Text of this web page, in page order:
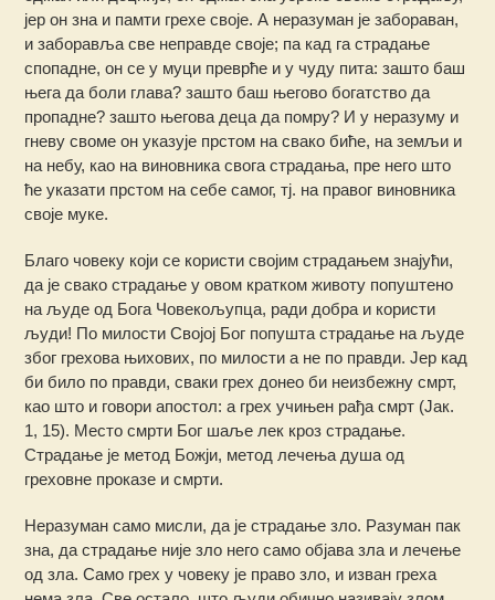
јер он зна и памти грехе своје. А неразуман је забораван,
и заборавља све неправде своје; па кад га страдање
спопадне, он се у муци преврће и у чуду пита: зашто баш
њега да боли глава? зашто баш његово богатство да
пропадне? зашто његова деца да помру? И у неразуму и
гневу своме он указује прстом на свако биће, на земљи и
на небу, као на виновника свога страдања, пре него што
ће указати прстом на себе самог, тј. на правог виновника
своје муке.
Благо човеку који се користи својим страдањем знајући,
да је свако страдање у овом кратком животу попуштено
на људе од Бога Човекољупца, ради добра и користи
људи! По милости Својој Бог попушта страдање на људе
због грехова њихових, по милости а не по правди. Јер кад
би било по правди, сваки грех донео би неизбежну смрт,
као што и говори апостол: а грех учињен рађа смрт (Јак.
1, 15). Место смрти Бог шаље лек кроз страдање.
Страдање је метод Божји, метод лечења душа од
греховне проказе и смрти.
Неразуман само мисли, да је страдање зло. Разуман пак
зна, да страдање није зло него само објава зла и лечење
од зла. Само грех у човеку је право зло, и изван греха